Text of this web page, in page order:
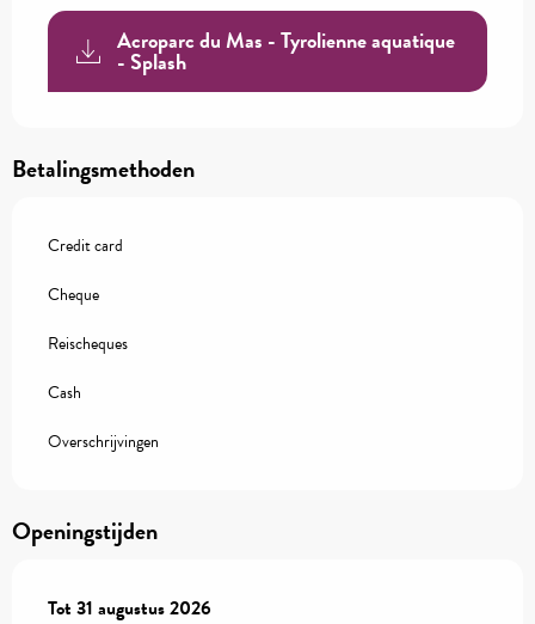
Acroparc du Mas - Tyrolienne aquatique
- Splash
Betalingsmethoden
Credit card
Cheque
Reischeques
Cash
Overschrijvingen
Openingstijden
Vanaf 1 juli 2026tot31 augustus 2026
Tot 31 augustus 2026